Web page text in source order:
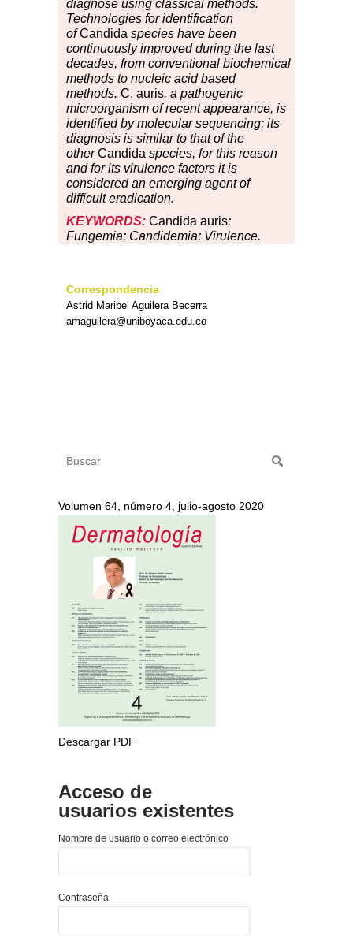
diagnose using classical methods.
Technologies for identification
ofCandida species have been
continuously improved during the last
decades, from conventional biochemical
methods to nucleic acid based
methods. C. auris, a pathogenic
microorganism of recent appearance, is
identified by molecular sequencing; its
diagnosis is similar to that of the
otherCandida species, for this reason
and for its virulence factors it is
considered an emerging agent of
difficult eradication.
KEYWORDS: Candida auris;
Fungemia; Candidemia; Virulence.
Correspondencia
Astrid Maribel Aguilera Becerra
amaguilera@uniboyaca.edu.co
Volumen 64, número 4, julio-agosto 2020
Descargar PDF
Acceso de
usuarios existentes
Nombre de usuario o correo electrónico
Contraseña